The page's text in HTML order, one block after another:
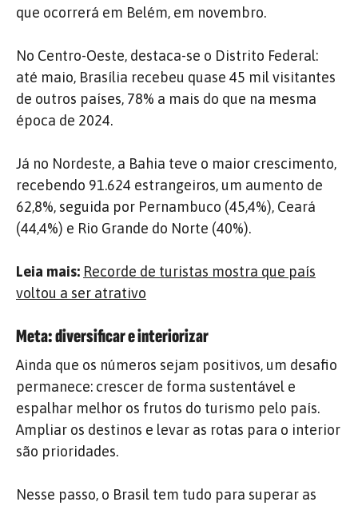
que ocorrerá em Belém, em novembro.
No Centro-Oeste, destaca-se o Distrito Federal:
até maio, Brasília recebeu quase 45 mil visitantes
de outros países, 78% a mais do que na mesma
época de 2024.
Já no Nordeste, a Bahia teve o maior crescimento,
recebendo 91.624 estrangeiros, um aumento de
62,8%, seguida por Pernambuco (45,4%), Ceará
(44,4%) e Rio Grande do Norte (40%).
Leia mais: Recorde de turistas mostra que país
voltou a ser atrativo
Meta: diversificar e interiorizar
Ainda que os números sejam positivos, um desafio
permanece: crescer de forma sustentável e
espalhar melhor os frutos do turismo pelo país.
Ampliar os destinos e levar as rotas para o interior
são prioridades.
Nesse passo, o Brasil tem tudo para superar as